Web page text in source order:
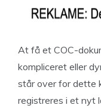
At få et COC-
kompliceret eller
står over for dette
registreres i et nyt